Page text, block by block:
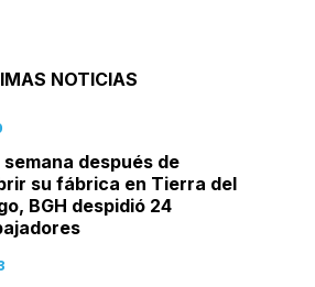
NOTICIAS
semana después de
su fábrica en Tierra del
BGH despidió 24